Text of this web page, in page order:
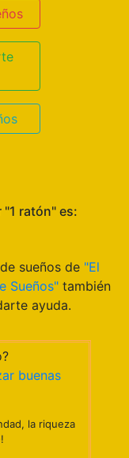
"1 ratón" es:
sueños de "El
Sueños" también
ayuda.
buenas
la riqueza